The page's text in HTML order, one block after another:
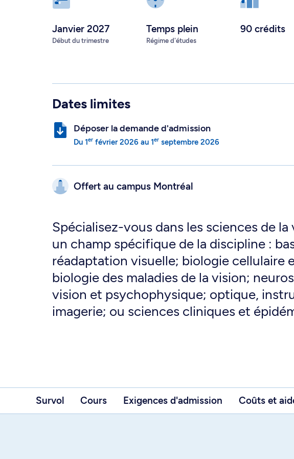
Janvier 2027
Début du trimestre
Temps plein
Régime d'études
90 crédits
Dates limites
Déposer la demande d'admission
Du 1er février 2026 au 1er septembre 2026
Offert au campus Montréal
Spécialisez-vous dans les sciences de la
un champ spécifique de la discipline :
réadaptation visuelle; biologie cellulaire
biologie des maladies de la vision;
vision et psychophysique; optique,
imagerie; ou sciences cliniques et
Survol Cours Exigences d'admission Coûts et